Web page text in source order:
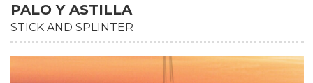
PALO Y ASTILLA
STICK AND SPLINTER